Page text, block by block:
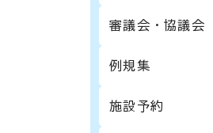
審議会・協議会
例規集
施設予約